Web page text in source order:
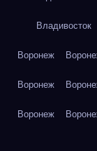
Владивосток
Воронеж
Воронеж
Воронеж